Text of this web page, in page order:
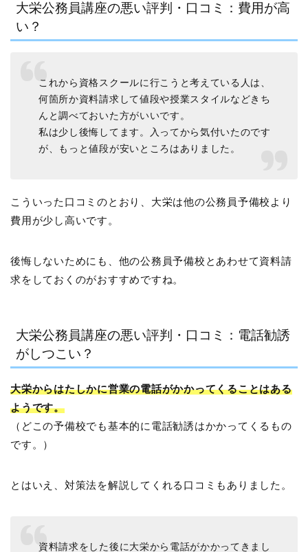
大栄公務員講座の悪い評判・口コミ：費用が高
い？
これから資格スクールに行こうと考えている人は、
何箇所か資料請求して値段や授業スタイルなどきち
んと調べておいた方がいいです。
私は少し後悔してます。入ってから気付いたのです
が、もっと値段が安いところはありました。
こういった口コミのとおり、大栄は他の公務員予備校より
費用が少し高いです。
後悔しないためにも、他の公務員予備校とあわせて資料請
求をしておくのがおすすめですね。
大栄公務員講座の悪い評判・口コミ：電話勧誘
がしつこい？
大栄からはたしかに営業の電話がかかってくることはある
ようです。
（どこの予備校でも基本的に電話勧誘はかかってくるもの
です。）
とはいえ、対策法を解説してくれる口コミもありました。
資料請求をした後に大栄から電話がかかってきまし